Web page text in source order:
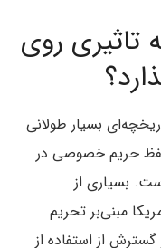
تاثیری روی
بسیار طولانی
حفظ حریم خصوصی در
بسیاری از
مبنی‌بر تحریم
از استفاده از